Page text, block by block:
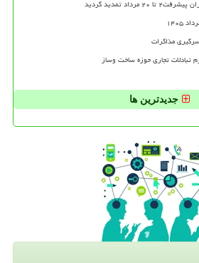
تمدید گردید
مذاکرات
جدیدترین ها